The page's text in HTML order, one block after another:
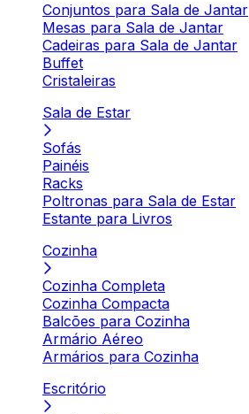
Conjuntos para Sala de Jantar
Mesas para Sala de Jantar
Cadeiras para Sala de Jantar
Buffet
Cristaleiras
Sala de Estar
Sofás
Painéis
Racks
Poltronas para Sala de Estar
Estante para Livros
Cozinha
Cozinha Completa
Cozinha Compacta
Balcões para Cozinha
Armário Aéreo
Armários para Cozinha
Escritório